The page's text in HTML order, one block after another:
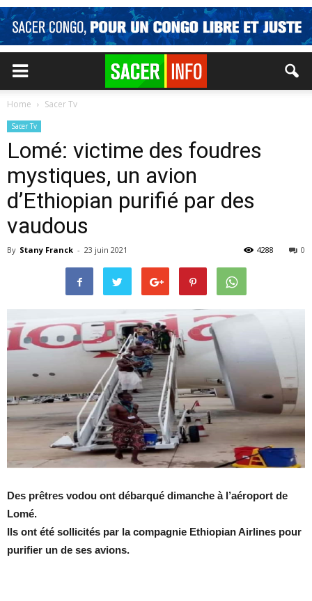
Home Sacer Tv
Sacer Tv
Lomé: victime des foudres
mystiques, un avion
d’Ethiopian purifié par des
vaudous
By Stany Franck - 23 juin 2021 0
4288
Des prêtres vodou ont débarqué dimanche à l’aéroport de
Lomé.
Ils ont été sollicités par la compagnie Ethiopian Airlines pour
purifier un de ses avions.